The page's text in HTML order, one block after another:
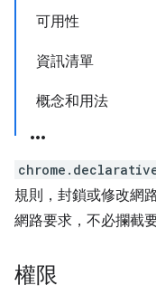
可用性
資訊清單
概念和用法
規則，封鎖或修改網
網路要求，不必攔截
權限